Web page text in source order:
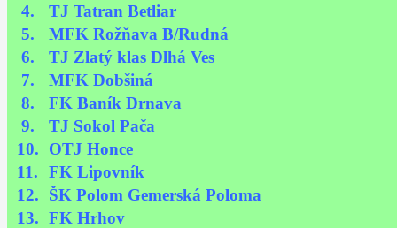
4.
TJ Tatran Betliar
5.
MFK Rožňava B/Rudná
6.
TJ Zlatý klas Dlhá Ves
7.
MFK Dobšiná
8.
FK Baník Drnava
9.
TJ Sokol Pača
10.
OTJ Honce
11.
FK Lipovník
12.
ŠK Polom Gemerská Poloma
13. FK Hrhov